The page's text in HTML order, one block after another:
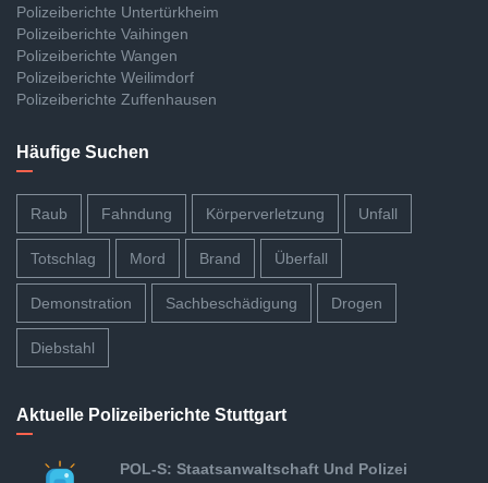
Polizeiberichte Untertürkheim
Polizeiberichte Vaihingen
Polizeiberichte Wangen
Polizeiberichte Weilimdorf
Polizeiberichte Zuffenhausen
Häufige Suchen
Raub Fahndung Körperverletzung Unfall
Totschlag Mord Brand Überfall
Demonstration Sachbeschädigung Drogen
Diebstahl
Aktuelle Polizeiberichte Stuttgart
POL-S: Staatsanwaltschaft Und Polizei